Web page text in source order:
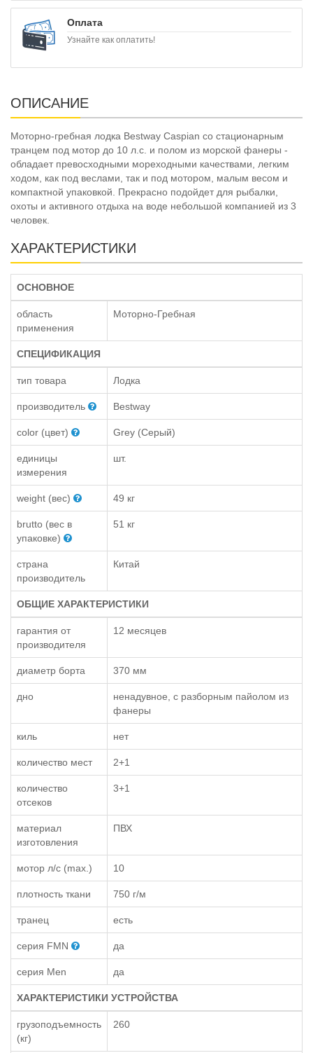
Оплата
Узнайте как оплатить!
ОПИСАНИЕ
Моторно-гребная лодка Bestway Caspian со стационарным
транцем под мотор до 10 л.с. и полом из морской фанеры -
обладает превосходными мореходными качествами, легким
ходом, как под веслами, так и под мотором, малым весом и
компактной упаковкой. Прекрасно подойдет для рыбалки,
охоты и активного отдыха на воде небольшой компанией из 3
человек.
ХАРАКТЕРИСТИКИ
ОСНОВНОЕ
область
применения
Моторно-Гребная
СПЕЦИФИКАЦИЯ
тип товара Лодка
производитель Bestway
color (цвет) Grey (Серый)
единицы
измерения
шт.
weight (вес) 49 кг
brutto (вес в
упаковке)
51 кг
страна
производитель
Китай
ОБЩИЕ ХАРАКТЕРИСТИКИ
гарантия от
производителя
12 месяцев
диаметр борта 370 мм
дно
ненадувное, с разборным пайолом из
фанеры
киль нет
количество мест 2+1
количество
отсеков
3+1
материал
изготовления
ПВХ
мотор л/с (max.) 10
плотность ткани 750 г/м
транец есть
серия FMN да
серия Men да
ХАРАКТЕРИСТИКИ УСТРОЙСТВА
грузоподъемность
(кг)
260